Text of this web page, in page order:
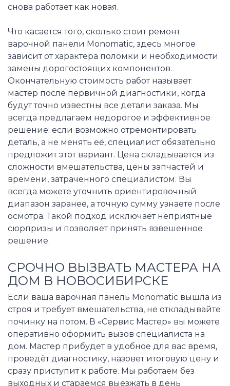
снова работает как новая.
Что касается того, сколько стоит ремонт
варочной панели Monomatic, здесь многое
зависит от характера поломки и необходимости
замены дорогостоящих компонентов.
Окончательную стоимость работ называет
мастер после первичной диагностики, когда
будут точно известны все детали заказа. Мы
всегда предлагаем недорогое и эффективное
решение: если возможно отремонтировать
деталь, а не менять её, специалист обязательно
предложит этот вариант. Цена складывается из
сложности вмешательства, цены запчастей и
времени, затраченного специалистом. Вы
всегда можете уточнить ориентировочный
диапазон заранее, а точную сумму узнаете после
осмотра. Такой подход исключает неприятные
сюрпризы и позволяет принять взвешенное
решение.
СРОЧНО ВЫЗВАТЬ МАСТЕРА НА
ДОМ В НОВОСИБИРСКЕ
Если ваша варочная панель Monomatic вышла из
строя и требует вмешательства, не откладывайте
починку на потом. В «Сервис Мастер» вы можете
оперативно оформить вызов специалиста на
дом. Мастер прибудет в удобное для вас время,
проведёт диагностику, назовет итоговую цену и
сразу приступит к работе. Мы работаем без
выходных и стараемся выезжать в день